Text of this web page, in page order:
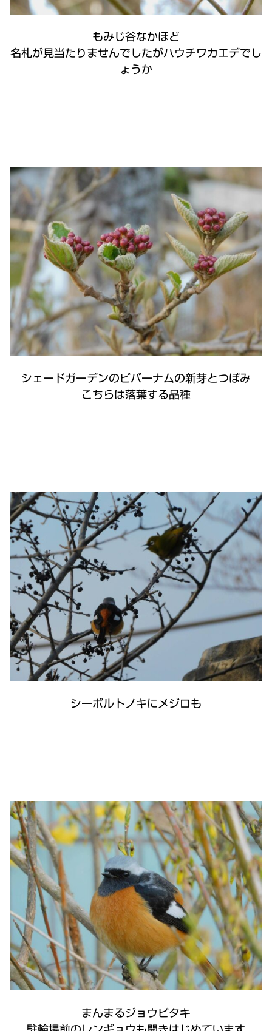
もみじ谷なかほど
名札が見当たりませんでしたがハウチワカエデでし
ょうか
シェードガーデンのビバーナムの新芽とつぼみ
こちらは落葉する品種
シーボルトノキにメジロも
まんまるジョウビタキ